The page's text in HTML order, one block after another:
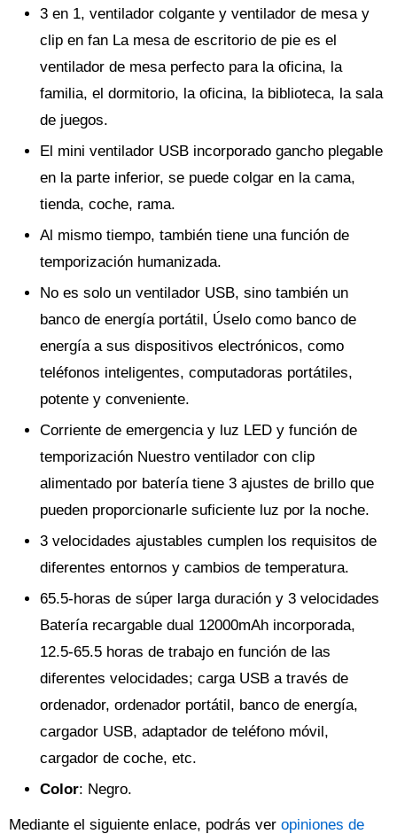
3 en 1, ventilador colgante y ventilador de mesa y
clip en fan La mesa de escritorio de pie es el
ventilador de mesa perfecto para la oficina, la
familia, el dormitorio, la oficina, la biblioteca, la sala
de juegos.
El mini ventilador USB incorporado gancho plegable
en la parte inferior, se puede colgar en la cama,
tienda, coche, rama.
Al mismo tiempo, también tiene una función de
temporización humanizada.
No es solo un ventilador USB, sino también un
banco de energía portátil, Úselo como banco de
energía a sus dispositivos electrónicos, como
teléfonos inteligentes, computadoras portátiles,
potente y conveniente.
Corriente de emergencia y luz LED y función de
temporización Nuestro ventilador con clip
alimentado por batería tiene 3 ajustes de brillo que
pueden proporcionarle suficiente luz por la noche.
3 velocidades ajustables cumplen los requisitos de
diferentes entornos y cambios de temperatura.
65.5-horas de súper larga duración y 3 velocidades
Batería recargable dual 12000mAh incorporada,
12.5-65.5 horas de trabajo en función de las
diferentes velocidades; carga USB a través de
ordenador, ordenador portátil, banco de energía,
cargador USB, adaptador de teléfono móvil,
cargador de coche, etc.
Color: Negro.
Mediante el siguiente enlace, podrás ver opiniones de